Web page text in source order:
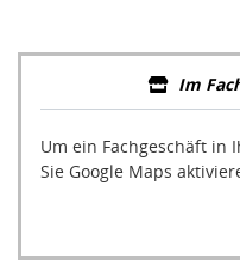
Im
Um ein Fachgeschäft in
Sie Google Maps